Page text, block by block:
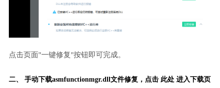
点击页面"一键修复"按钮即可完成。
二、 手动下载asmfunctionmgr.dll文件修复， 点击 此处 进入下载页